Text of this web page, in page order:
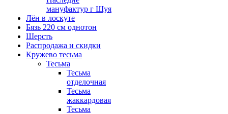
мануфактур г Шуя
Лён в лоскуте
Бязь 220 см однотон
Шерсть
Распродажа и скидки
Кружево тесьма
Тесьма
Тесьма
отделочная
Тесьма
жаккардовая
Тесьма